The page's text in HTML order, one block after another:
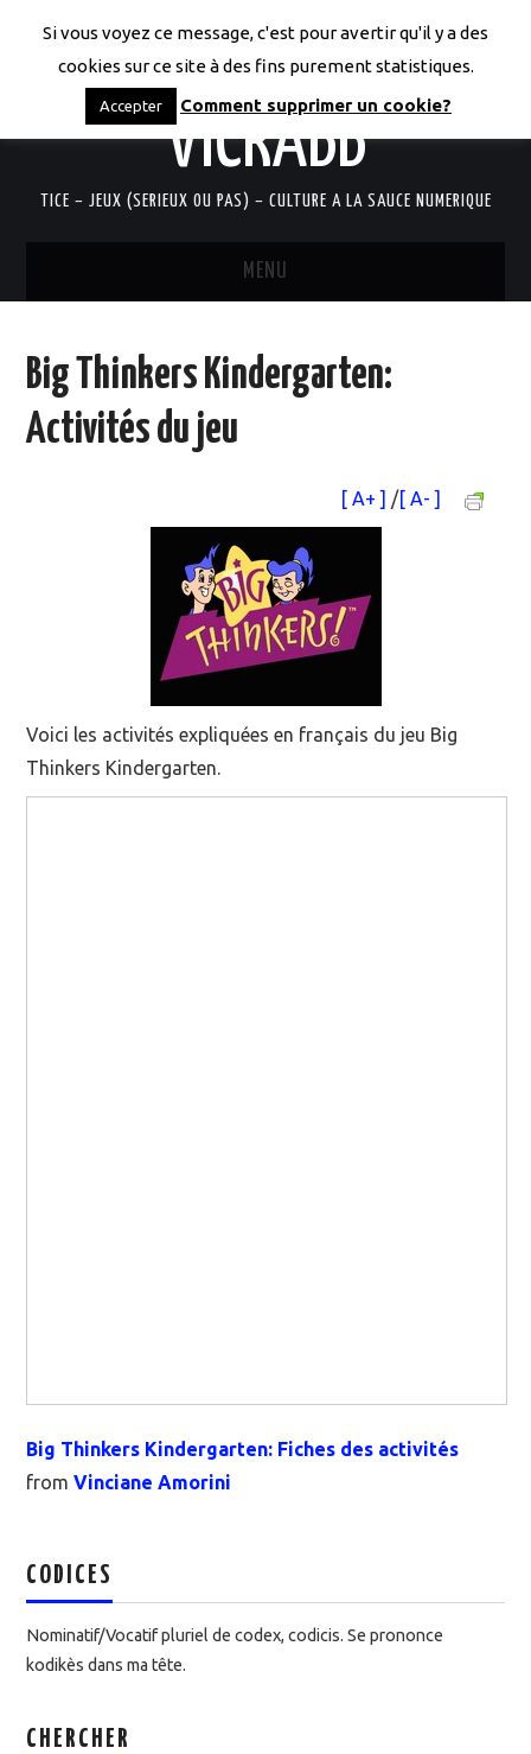
LES CODICES DE
VICRABB
TICE – JEUX (SERIEUX OU PAS) – CULTURE A LA SAUCE NUMERIQUE
MENU
QUI SUIS-JE?
Big Thinkers Kindergarten:
Activités du jeu
[ A+ ] /[ A- ]
Voici les activités expliquées en français du jeu Big
Thinkers Kindergarten.
Big Thinkers Kindergarten: Fiches des activités
fromVinciane Amorini
CODICES
Nominatif/Vocatif pluriel de codex, codicis. Se prononce
kodikès dans ma tête.
CHERCHER
Si vous voyez ce message, c'est pour avertir qu'il y a des
cookies sur ce site à des fins purement statistiques.
Accepter Comment supprimer un cookie?